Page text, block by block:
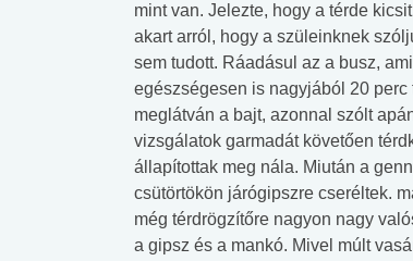
mint van. Jelezte, hogy a térde
akart arról, hogy a szüleinknek
sem tudott. Ráadásul az a busz,
egészségesen is nagyjából 20
meglátván a bajt, azonnal szólt
vizsgálatok garmadát követően
állapítottak meg nála. Miután a
csütörtökön járógipszre cseréltek.
még térdrögzítőre nagyon nagy
a gipsz és a mankó. Mivel múlt